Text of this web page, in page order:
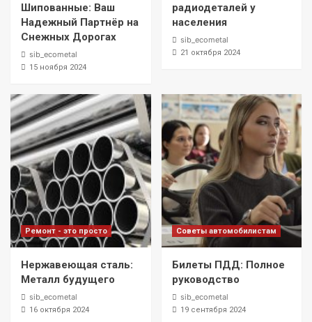
Шипованные: Ваш
Надежный Партнёр на
Снежных Дорогах
sib_ecometal
15 ноября 2024
радиодеталей у
населения
sib_ecometal
21 октября 2024
Ремонт - это просто
Нержавеющая сталь:
Металл будущего
sib_ecometal
16 октября 2024
Советы автомобилистам
Билеты ПДД: Полное
руководство
sib_ecometal
19 сентября 2024